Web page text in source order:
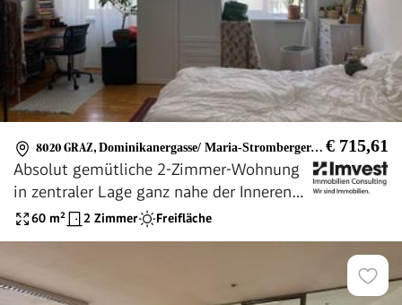
8020 GRAZ, Dominikanergasse/ Maria-Stromberger-Gasse € 715,61
Absolut gemütliche 2-Zimmer-Wohnung
in zentraler Lage ganz nahe der Inneren
Stadt mit Balkon - PROVISIONSFREI
60 m² 2 Zimmer Freifläche